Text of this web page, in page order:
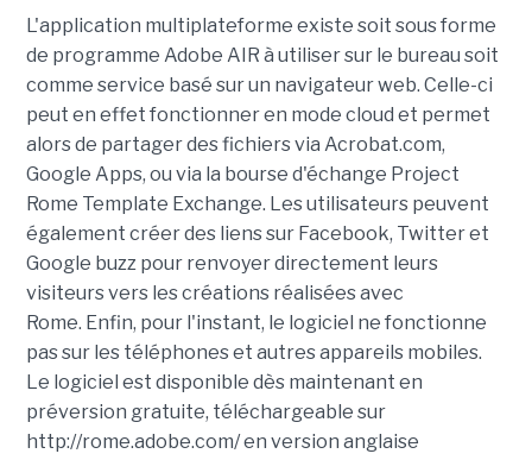
L'application multiplateforme existe soit sous forme
de programme Adobe AIR à utiliser sur le bureau soit
comme service basé sur un navigateur web. Celle-ci
peut en effet fonctionner en mode cloud et permet
alors de partager des fichiers via Acrobat.com,
Google Apps, ou via la bourse d'échange Project
Rome Template Exchange. Les utilisateurs peuvent
également créer des liens sur Facebook, Twitter et
Google buzz pour renvoyer directement leurs
visiteurs vers les créations réalisées avec
Rome. Enfin, pour l'instant, le logiciel ne fonctionne
pas sur les téléphones et autres appareils mobiles.
Le logiciel est disponible dès maintenant en
préversion gratuite, téléchargeable sur
http://rome.adobe.com/ en version anglaise